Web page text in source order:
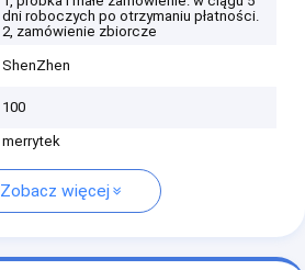
dni roboczych po otrzymaniu płatności.
2, zamówienie zbiorcze
ShenZhen
100
merrytek
Zobacz więcej